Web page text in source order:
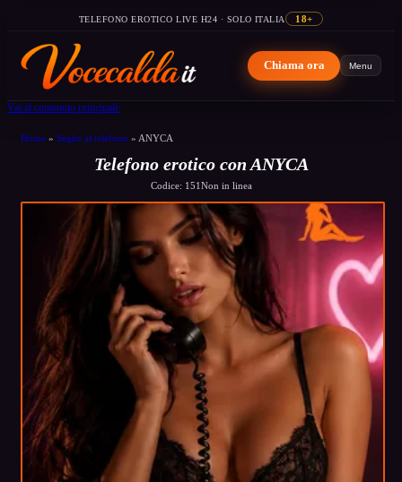
TELEFONO EROTICO LIVE H24 · SOLO ITALIA 18+
Chiama ora Menu
Vai al contenuto principale
Home » Seghe al telefono » ANYCA
Telefono erotico con ANYCA
Codice: 151Non in linea